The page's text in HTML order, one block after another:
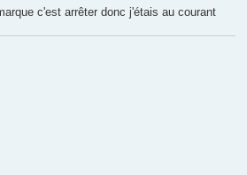
c'est arrêter donc j'étais au courant